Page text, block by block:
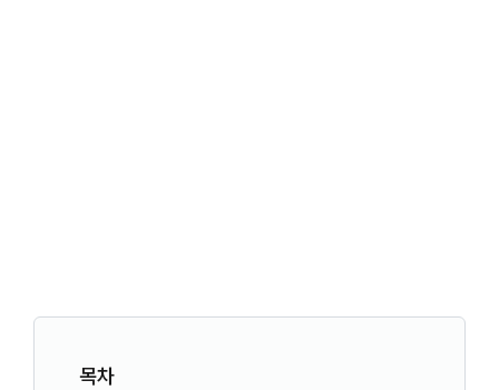
목차